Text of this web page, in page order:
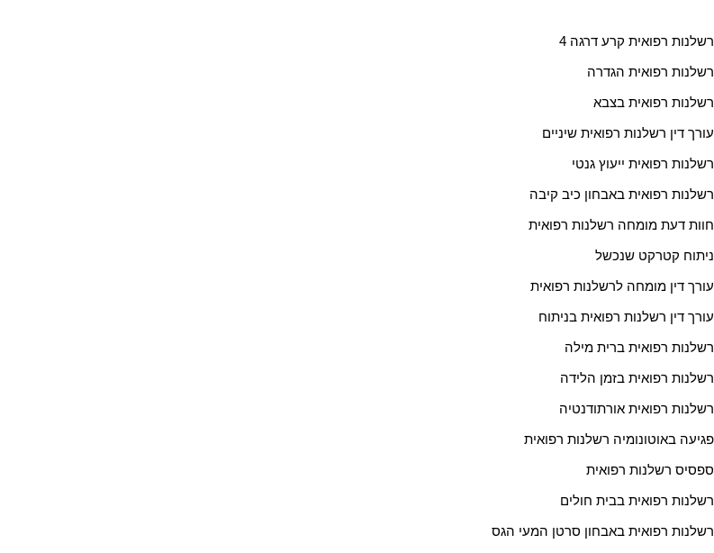
רשלנות רפואית קרע דרגה 4
רשלנות רפואית הגדרה
רשלנות רפואית בצבא
עורך דין רשלנות רפואית שיניים
רשלנות רפואית ייעוץ גנטי
רשלנות רפואית באבחון כיב קיבה
חוות דעת מומחה רשלנות רפואית
ניתוח קטרקט שנכשל
עורך דין מומחה לרשלנות רפואית
עורך דין רשלנות רפואית בניתוח
רשלנות רפואית ברית מילה
רשלנות רפואית בזמן הלידה
רשלנות רפואית אורתודנטיה
פגיעה באוטונומיה רשלנות רפואית
ספסיס רשלנות רפואית
רשלנות רפואית בבית חולים
רשלנות רפואית באבחון סרטן המעי הגס